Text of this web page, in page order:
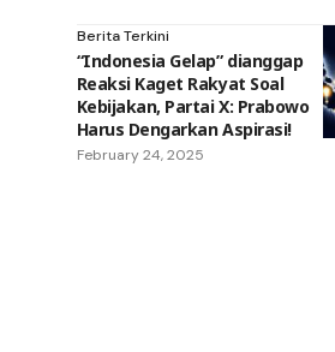
Berita Terkini
“Indonesia Gelap” dianggap
Reaksi Kaget Rakyat Soal
Kebijakan, Partai X: Prabowo
Harus Dengarkan Aspirasi!
February 24, 2025